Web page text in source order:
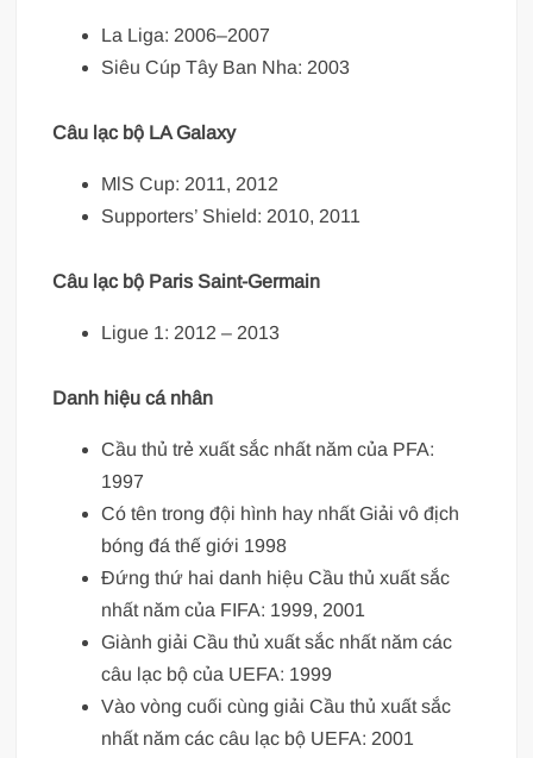
La Liga: 2006–2007
Siêu Cúp Tây Ban Nha: 2003
Câu lạc bộ LA Galaxy
MlS Cup: 2011, 2012
Supporters’ Shield: 2010, 2011
Câu lạc bộ Paris Saint-Germain
Ligue 1: 2012 – 2013
Danh hiệu cá nhân
Cầu thủ trẻ xuất sắc nhất năm của PFA:
1997
Có tên trong đội hình hay nhất Giải vô địch
bóng đá thế giới 1998
Đứng thứ hai danh hiệu Cầu thủ xuất sắc
nhất năm của FIFA: 1999, 2001
Giành giải Cầu thủ xuất sắc nhất năm các
câu lạc bộ của UEFA: 1999
Vào vòng cuối cùng giải Cầu thủ xuất sắc
nhất năm các câu lạc bộ UEFA: 2001